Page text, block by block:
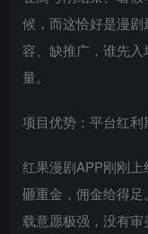
候，而这恰好是漫
容、缺推广，谁先
量。
项目优势：平台红利
红果漫剧APP刚刚
砸重金，佣金给得
载意愿极强，没有